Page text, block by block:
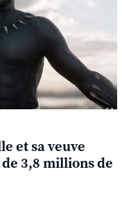
et sa veuve
3,8 millions de